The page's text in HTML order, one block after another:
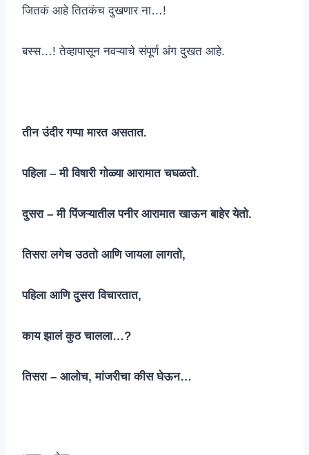
जितकं आहे तितकंच दुखणार ना…!
बस्स…! तेव्हापासून नवऱ्याचे संपूर्ण अंग दुखत आहे.
तीन उंदीर गप्पा मारत असतात.
पहिला – मी विषारी गोळ्या आरामात चघळतो.
दुसरा – मी पिंजऱ्यातील पनीर आरामात खाऊन बाहेर येतो.
तिसरा लगेच उठतो आणि जायला लागतो,
पहिला आणि दुसरा विचारतात,
काय झालं कुठ चालला…?
तिसरा – आलोच, मांजरीचा कीस घेऊन…